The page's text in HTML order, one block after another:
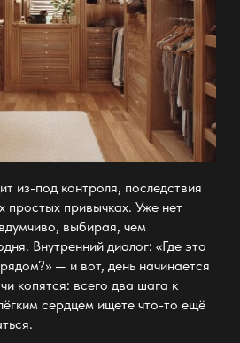
из-под контроля, последствия
привычках. Уже нет
выбирая, чем
Внутренний диалог: «Где это
— и вот, день начинается
копятся: всего два шага к
сердцем ищете что-то ещё